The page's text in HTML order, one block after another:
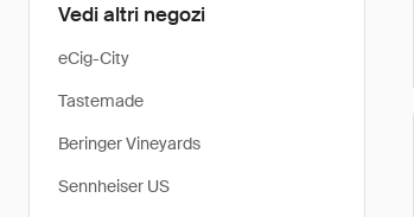
Vedi altri negozi
eCig-City
Tastemade
Beringer Vineyards
Sennheiser US